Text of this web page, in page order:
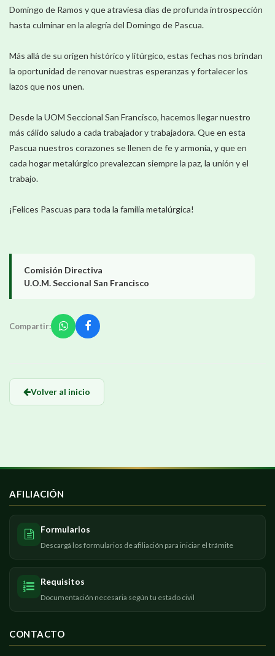
Domingo de Ramos y que atraviesa días de profunda introspección
hasta culminar en la alegría del Domingo de Pascua.
Más allá de su origen histórico y litúrgico, estas fechas nos brindan
la oportunidad de renovar nuestras esperanzas y fortalecer los
lazos que nos unen.
Desde la UOM Seccional San Francisco, hacemos llegar nuestro
más cálido saludo a cada trabajador y trabajadora. Que en esta
Pascua nuestros corazones se llenen de fe y armonía, y que en
cada hogar metalúrgico prevalezcan siempre la paz, la unión y el
trabajo.
¡Felices Pascuas para toda la familia metalúrgica!
Comisión Directiva
U.O.M. Seccional San Francisco
Compartir:
Volver al inicio
AFILIACIÓN
Formularios
Descargá los formularios de afiliación para iniciar el trámite
Requisitos
Documentación necesaria según tu estado civil
CONTACTO